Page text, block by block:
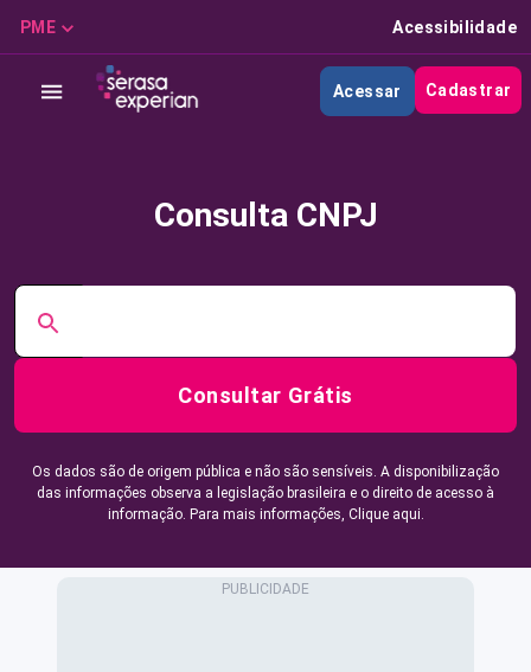
PME Acessibilidade
Acessar Cadastrar
Consulta CNPJ
Consultar Grátis
Os dados são de origem pública e não são sensíveis. A disponibilização
das informações observa a legislação brasileira e o direito de acesso à
informação. Para mais informações, Clique aqui.